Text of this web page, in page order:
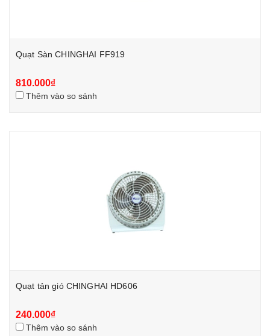
Quạt Sàn CHINGHAI FF919
810.000₫
Thêm vào so sánh
Quạt tản gió CHINGHAI HD606
240.000₫
Thêm vào so sánh